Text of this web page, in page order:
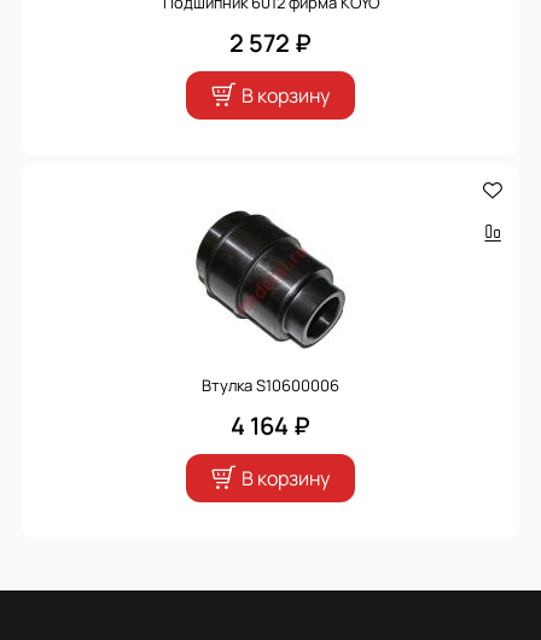
2 572 ₽
В корзину
Втулка S10600006
4 164 ₽
В корзину